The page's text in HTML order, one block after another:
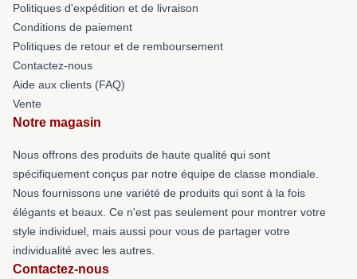
Politiques d'expédition et de livraison
Conditions de paiement
Politiques de retour et de remboursement
Contactez-nous
Aide aux clients (FAQ)
Vente
Notre magasin
Nous offrons des produits de haute qualité qui sont
spécifiquement conçus par notre équipe de classe mondiale.
Nous fournissons une variété de produits qui sont à la fois
élégants et beaux. Ce n'est pas seulement pour montrer votre
style individuel, mais aussi pour vous de partager votre
individualité avec les autres.
Contactez-nous